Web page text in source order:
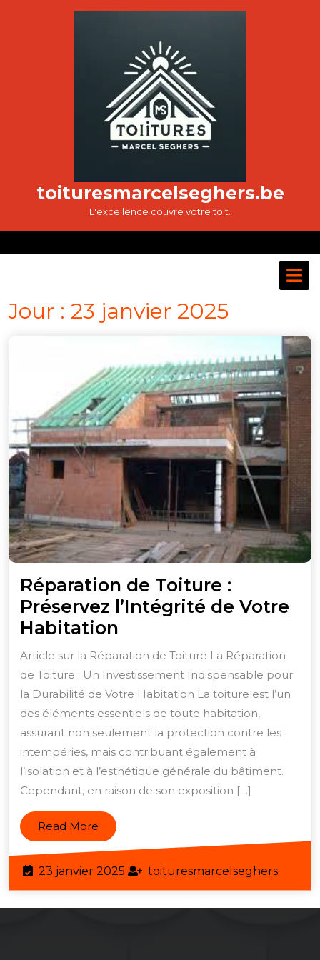
toituresmarcelseghers.be
L'excellence couvre votre toit.
Jour : 23 janvier 2025
Réparation de Toiture :
Préservez l’Intégrité de Votre
Habitation
de
Toiture
:
Préservez
l’Intégrité
de
Votre
Habitation
Article sur la Réparation de Toiture La Réparation
de Toiture : Un Investissement Indispensable pour
la Durabilité de Votre Habitation La toiture est l’un
des éléments essentiels de toute habitation,
assurant non seulement la protection contre les
intempéries, mais contribuant également à
l’isolation et à l’esthétique générale du bâtiment.
Cependant, en raison de son exposition […]
Read More Read
More
23 janvier 2025 23
janvier
toituresmarcelseghers